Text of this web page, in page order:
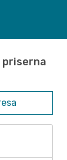
priserna